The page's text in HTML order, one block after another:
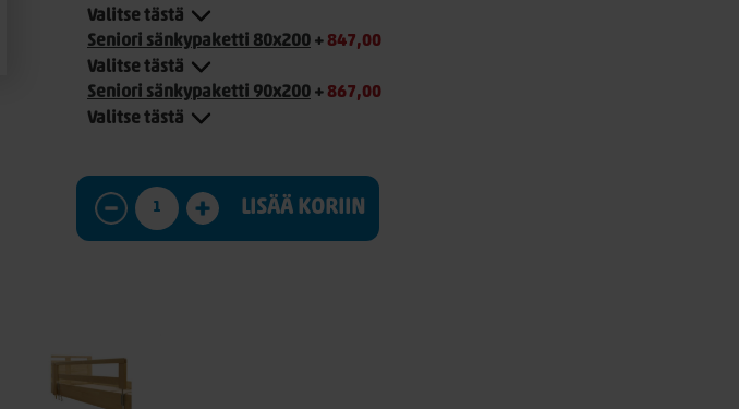
Valitse tästä
Seniori sänkypaketti 80x200 + 847,00
Valitse tästä
Seniori sänkypaketti 90x200 + 867,00
Valitse tästä
LISÄÄ KORIIN